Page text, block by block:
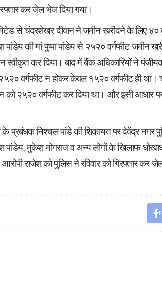
कर जेल भेज दिया गया।
से चंद्रशेखर दीवान ने जमीन खरीदने के लिए ४०
की मां पुष्पा पांडेय से २५२० वर्गफीट जमीन
कर दिया। बाद में बैंक अधिकारियों ने
वर्गफीट न होकर केवल १५२० वर्गफीट ही
को २५२० वर्गफीट कर दिया था। और इसी आधार
प्रबंधक निश्चल पांडे की शिकायत पर देवेंद्र नगर
पांडेय, मुकेश मोगराज व अन्य लोगों के खिलाफ
राजेश को पुलिस ने रविवार को गिरफ्तार कर